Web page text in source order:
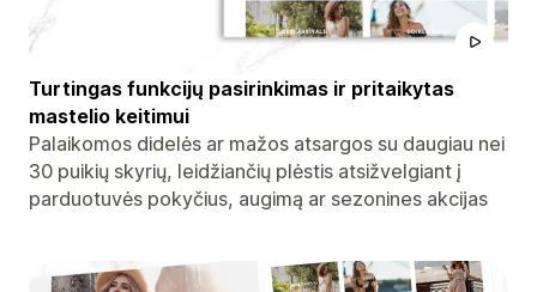
Turtingas funkcijų pasirinkimas ir pritaikytas
mastelio keitimui
Palaikomos didelės ar mažos atsargos su daugiau nei
30 puikių skyrių, leidžiančių plėstis atsižvelgiant į
parduotuvės pokyčius, augimą ar sezonines akcijas